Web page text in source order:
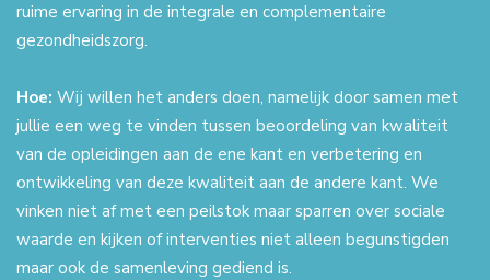
ruime ervaring in de integrale en complementaire
gezondheidszorg.
Hoe: Wij willen het anders doen, namelijk door samen met
jullie een weg te vinden tussen beoordeling van kwaliteit
van de opleidingen aan de ene kant en verbetering en
ontwikkeling van deze kwaliteit aan de andere kant. We
vinken niet af met een peilstok maar sparren over sociale
waarde en kijken of interventies niet alleen begunstigden
maar ook de samenleving gediend is.